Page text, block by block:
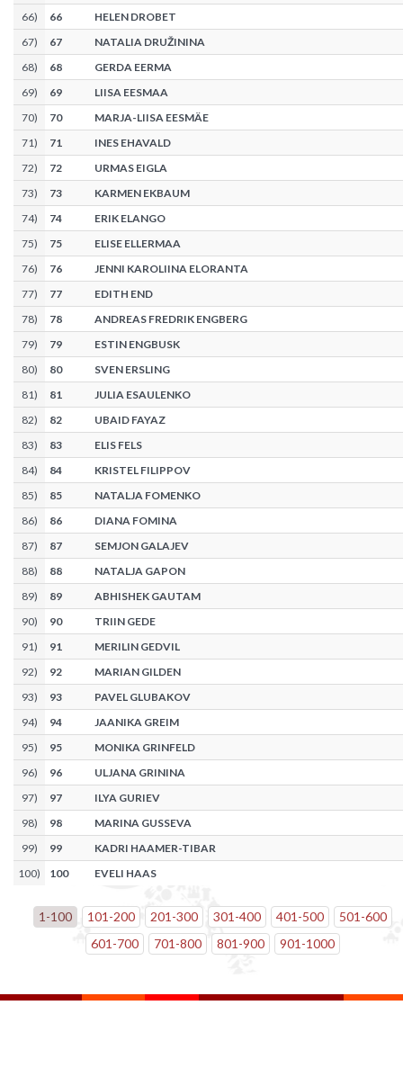
66) 66
HELEN DROBET
67) 67
NATALIA DRUŽININA
68) 68
GERDA EERMA
69) 69
LIISA EESMAA
70) 70
MARJA-LIISA EESMÄE
71) 71
INES EHAVALD
72) 72
URMAS EIGLA
73) 73
KARMEN EKBAUM
74) 74
ERIK ELANGO
75) 75
ELISE ELLERMAA
76) 76
JENNI KAROLIINA ELORANTA
77) 77
EDITH END
78) 78
ANDREAS FREDRIK ENGBERG
79) 79
ESTIN ENGBUSK
80) 80
SVEN ERSLING
81) 81
JULIA ESAULENKO
82) 82
UBAID FAYAZ
83) 83
ELIS FELS
84) 84
KRISTEL FILIPPOV
85) 85
NATALJA FOMENKO
86) 86
DIANA FOMINA
87) 87
SEMJON GALAJEV
88) 88
NATALJA GAPON
89) 89
ABHISHEK GAUTAM
90) 90
TRIIN GEDE
91) 91
MERILIN GEDVIL
92) 92
MARIAN GILDEN
93) 93
PAVEL GLUBAKOV
94) 94
JAANIKA GREIM
95) 95
MONIKA GRINFELD
96) 96
ULJANA GRININA
97) 97
ILYA GURIEV
98) 98
MARINA GUSSEVA
99) 99
KADRI HAAMER-TIBAR
100) 100 EVELI HAAS
1-100 101-200 201-300 301-400 401-500 501-600
601-700 701-800 801-900 901-1000